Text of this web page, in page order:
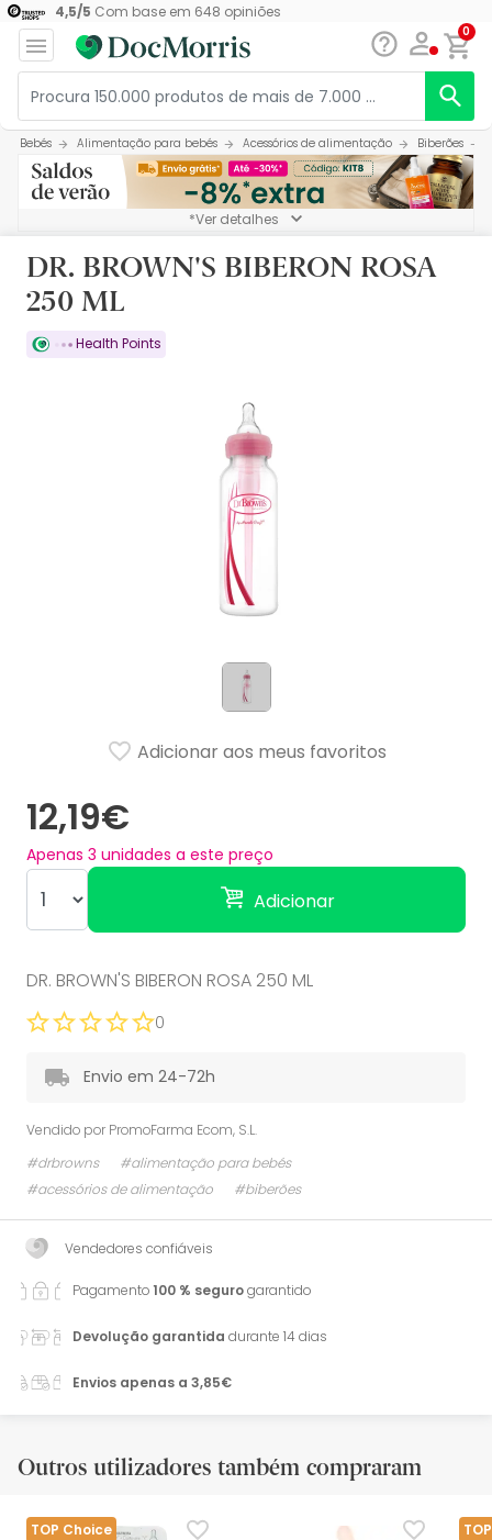
4,5/5 Com base em 648 opiniões
0
Bebés Alimentação para bebés Acessórios de alimentação Biberões
*Ver detalhes
DR. BROWN'S BIBERON ROSA
250 ML
Health Points
12,19€
Apenas 3 unidades a este preço
Adicionar
Adicionar aos meus favoritos
DR. BROWN'S BIBERON ROSA 250 ML
0
Envio em 24-72h
Vendido por PromoFarma Ecom, S.L.
#drbrowns
#alimentação para bebés
#acessórios de alimentação
#biberões
Vendedores confiáveis
Pagamento100 % segurogarantido
Devolução garantida durante 14 dias
Envios apenas a 3,85€
Outros utilizadores também compraram
TOP Choice